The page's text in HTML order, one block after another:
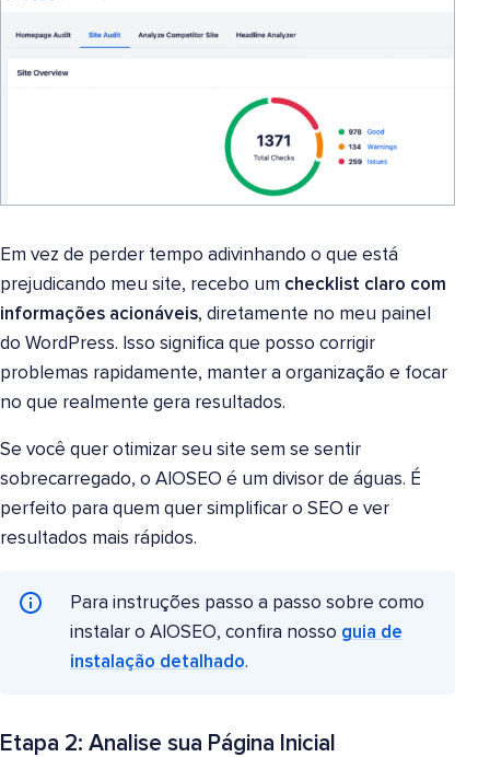
Em vez de perder tempo adivinhando o que está
prejudicando meu site, recebo um checklist claro com
informações acionáveis, diretamente no meu painel
do WordPress. Isso significa que posso corrigir
problemas rapidamente, manter a organização e focar
no que realmente gera resultados.
Se você quer otimizar seu site sem se sentir
sobrecarregado, o AIOSEO é um divisor de águas. É
perfeito para quem quer simplificar o SEO e ver
resultados mais rápidos.
Para instruções passo a passo sobre como
instalar o AIOSEO, confira nosso guia de
instalação detalhado.
Etapa 2: Analise sua Página Inicial